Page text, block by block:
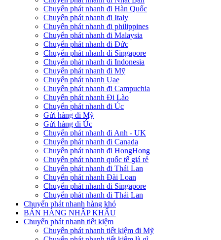
Chuyển phát nhanh đi Hàn Quốc
Chuyển phát nhanh đi Italy
Chuyển phát nhanh đi philippines
Chuyển phát nhanh đi Malaysia
Chuyển phát nhanh đi Đức
Chuyển phát nhanh đi Singapore
Chuyển phát nhanh đi Indonesia
Chuyển phát nhanh đi Mỹ
Chuyển phát nhanh Uae
Chuyển phát nhanh đi Campuchia
Chuyển phát nhanh Đi Lào
Chuyển phát nhanh đi Úc
Gửi hàng đi Mỹ
Gửi hàng đi Úc
Chuyển phát nhanh đi Anh - UK
Chuyển phát nhanh đi Canada
Chuyển phát nhanh đi HongHong
Chuyển phát nhanh quốc tế giá rẻ
Chuyển phát nhanh đi Thái Lan
Chuyển phát nhanh Đài Loan
Chuyển phát nhanh đi Singapore
Chuyển phát nhanh đi Thái Lan
Chuyển phát nhanh hàng khó
BÁN HÀNG NHẬP KHẨU
Chuyển phát nhanh tiết kiệm
Chuyển phát nhanh tiết kiệm đi Mỹ